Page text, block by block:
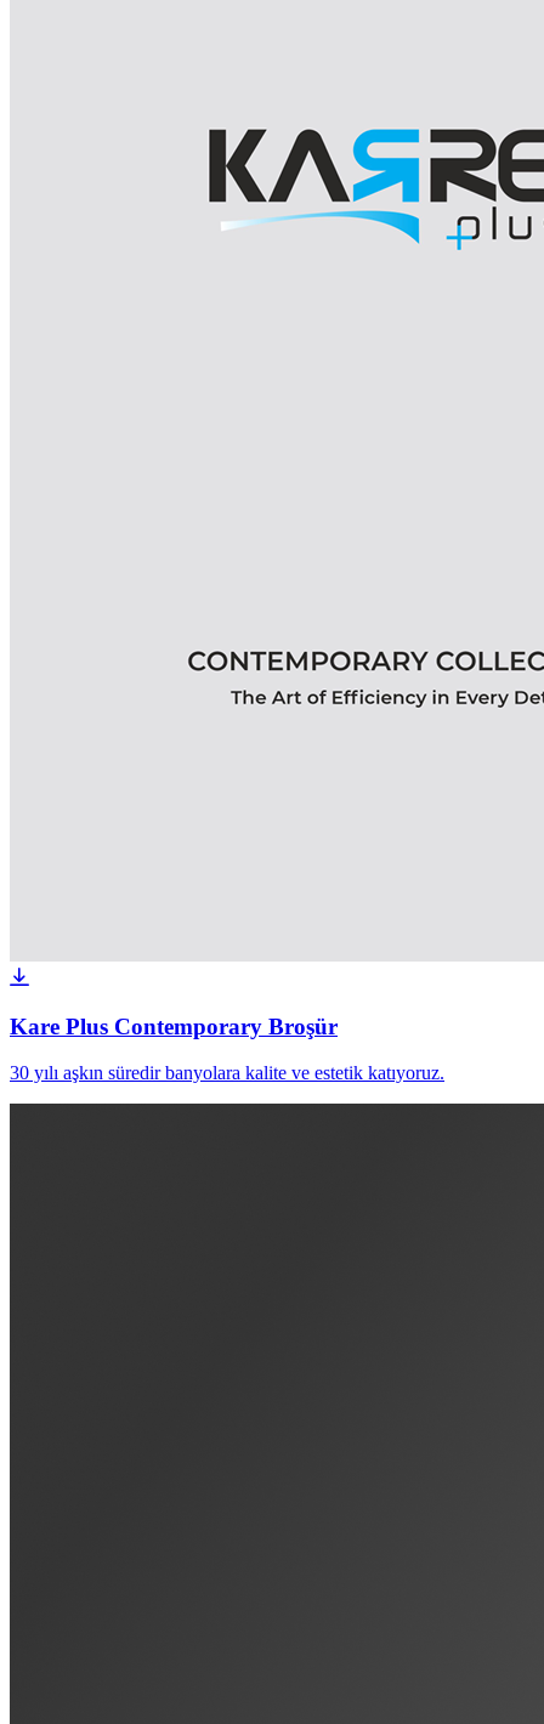
Kare Plus Contemporary Broşür
30 yılı aşkın süredir banyolara kalite ve estetik katıyoruz.